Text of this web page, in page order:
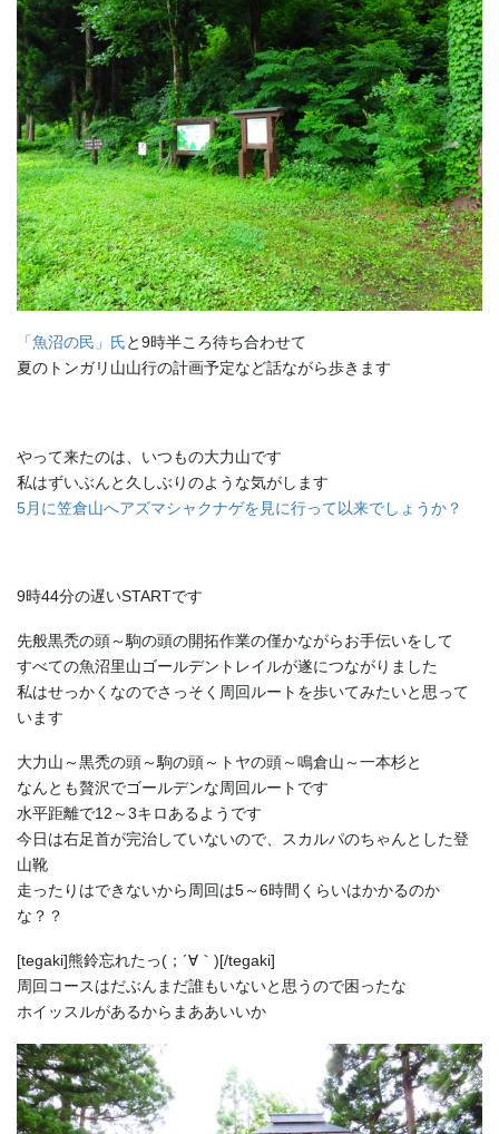
「魚沼の民」氏と9時半ころ待ち合わせて
夏のトンガリ山山行の計画予定など話ながら歩きます
やって来たのは、いつもの大力山です
私はずいぶんと久しぶりのような気がします
5月に笠倉山へアズマシャクナゲを見に行って以来でしょうか？
9時44分の遅いSTARTです
先般黒禿の頭～駒の頭の開拓作業の僅かながらお手伝いをして
すべての魚沼里山ゴールデントレイルが遂につながりました
私はせっかくなのでさっそく周回ルートを歩いてみたいと思って
います
大力山～黒禿の頭～駒の頭～トヤの頭～鳴倉山～一本杉と
なんとも贅沢でゴールデンな周回ルートです
水平距離で12～3キロあるようです
今日は右足首が完治していないので、スカルパのちゃんとした登
山靴
走ったりはできないから周回は5～6時間くらいはかかるのか
な？？
[tegaki]熊鈴忘れたっ(；´∀｀)[/tegaki]
周回コースはだぶんまだ誰もいないと思うので困ったな
ホイッスルがあるからまああいいか